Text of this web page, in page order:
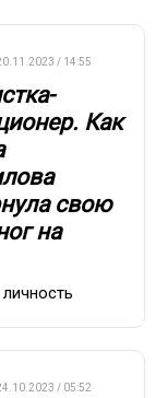
/ 14:55
Как
свою
на
/ 05:52